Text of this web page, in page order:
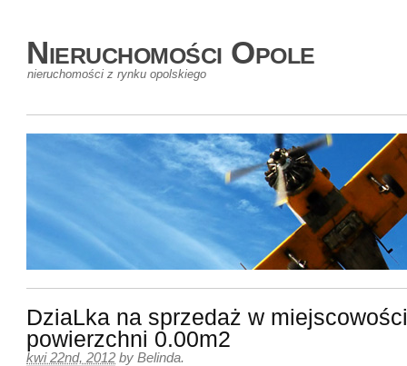
Nieruchomości Opole
nieruchomości z rynku opolskiego
DziaLka na sprzedaż w
powierzchni 0.00m2
kwi 22nd, 2012 by Belinda.